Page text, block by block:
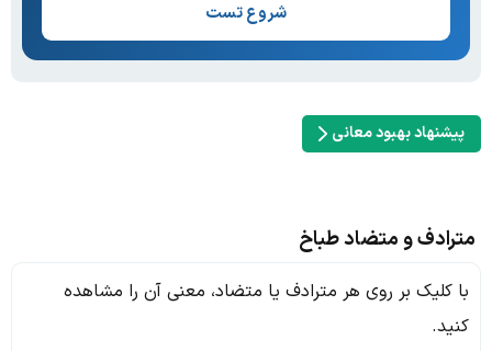
شروع تست
پیشنهاد بهبود معانی
مترادف و متضاد طباخ
با کلیک بر روی هر مترادف یا متضاد، معنی آن را مشاهده
کنید.